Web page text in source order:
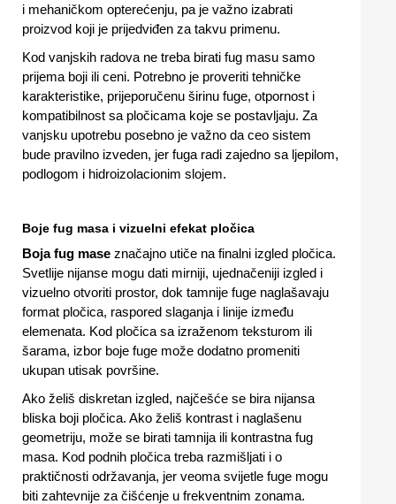
i mehaničkom opterećenju, pa je važno izabrati
proizvod koji je prijedviđen za takvu primenu.
Kod vanjskih radova ne treba birati fug masu samo
prijema boji ili ceni. Potrebno je proveriti tehničke
karakteristike, prijeporučenu širinu fuge, otpornost i
kompatibilnost sa pločicama koje se postavljaju. Za
vanjsku upotrebu posebno je važno da ceo sistem
bude pravilno izveden, jer fuga radi zajedno sa ljepilom,
podlogom i hidroizolacionim slojem.
Boje fug masa i vizuelni efekat pločica
Boja fug mase značajno utiče na finalni izgled pločica.
Svetlije nijanse mogu dati mirniji, ujednačeniji izgled i
vizuelno otvoriti prostor, dok tamnije fuge naglašavaju
format pločica, raspored slaganja i linije između
elemenata. Kod pločica sa izraženom teksturom ili
šarama, izbor boje fuge može dodatno promeniti
ukupan utisak površine.
Ako želiš diskretan izgled, najčešće se bira nijansa
bliska boji pločica. Ako želiš kontrast i naglašenu
geometriju, može se birati tamnija ili kontrastna fug
masa. Kod podnih pločica treba razmišljati i o
praktičnosti održavanja, jer veoma svijetle fuge mogu
biti zahtevnije za čišćenje u frekventnim zonama.